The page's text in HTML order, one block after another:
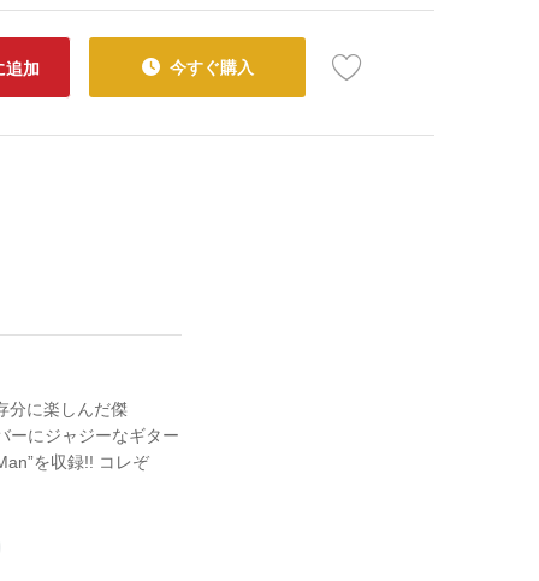
追加 今すぐ購入
分に楽しんだ傑
ーにジャジーなギター
を収録!! コレぞ